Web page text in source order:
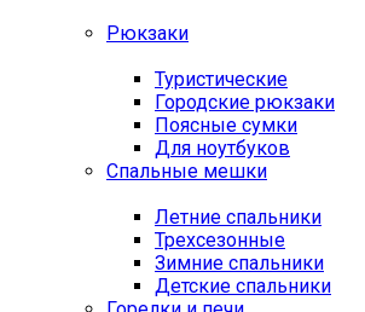
Рюкзаки
Туристические
Городские рюкзаки
Поясные сумки
Для ноутбуков
Спальные мешки
Летние спальники
Трехсезонные
Зимние спальники
Детские спальники